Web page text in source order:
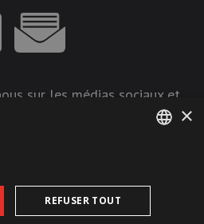
sur les médias sociaux et
FRENCH
×
REFUSER TOUT